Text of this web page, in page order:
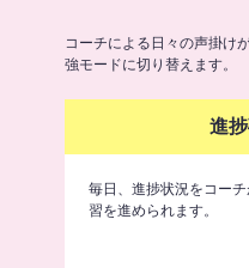
コーチによる日々の声掛け
強モードに切り替えます。
進
毎日、進捗状況をコー
習を進められます。